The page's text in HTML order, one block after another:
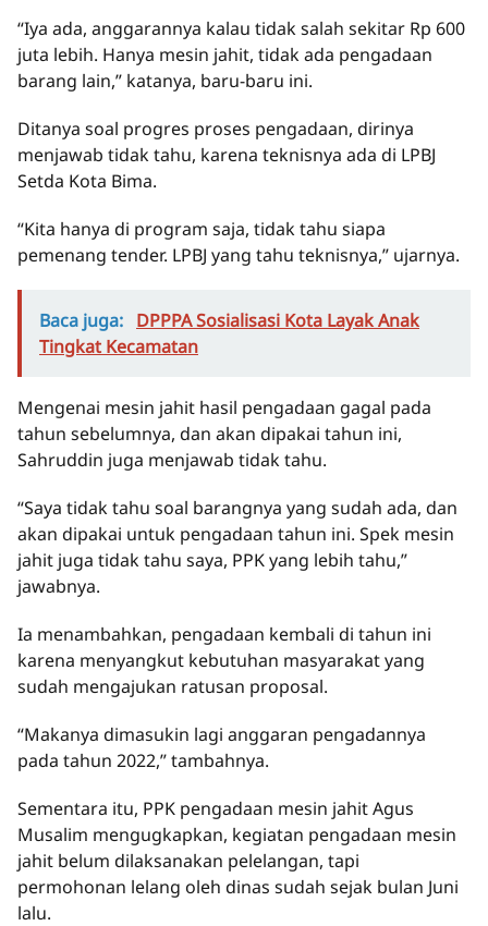
“Iya ada, anggarannya kalau tidak salah sekitar Rp 600
juta lebih. Hanya mesin jahit, tidak ada pengadaan
barang lain,” katanya, baru-baru ini.
Ditanya soal progres proses pengadaan, dirinya
menjawab tidak tahu, karena teknisnya ada di LPBJ
Setda Kota Bima.
“Kita hanya di program saja, tidak tahu siapa
pemenang tender. LPBJ yang tahu teknisnya,” ujarnya.
Baca juga: DPPPA Sosialisasi Kota Layak Anak
Tingkat Kecamatan
Mengenai mesin jahit hasil pengadaan gagal pada
tahun sebelumnya, dan akan dipakai tahun ini,
Sahruddin juga menjawab tidak tahu.
“Saya tidak tahu soal barangnya yang sudah ada, dan
akan dipakai untuk pengadaan tahun ini. Spek mesin
jahit juga tidak tahu saya, PPK yang lebih tahu,”
jawabnya.
Ia menambahkan, pengadaan kembali di tahun ini
karena menyangkut kebutuhan masyarakat yang
sudah mengajukan ratusan proposal.
“Makanya dimasukin lagi anggaran pengadannya
pada tahun 2022,” tambahnya.
Sementara itu, PPK pengadaan mesin jahit Agus
Musalim mengugkapkan, kegiatan pengadaan mesin
jahit belum dilaksanakan pelelangan, tapi
permohonan lelang oleh dinas sudah sejak bulan Juni
lalu.